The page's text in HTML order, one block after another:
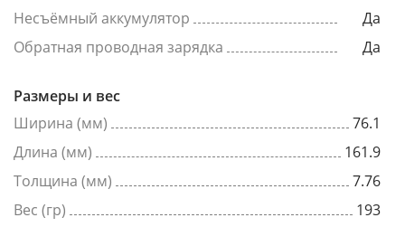
Несъёмный аккумулятор
Да
Обратная проводная зарядка
Да
Размеры и вес
Ширина (мм)
76.1
Длина (мм)
161.9
Толщина (мм)
7.76
Вес (гр)
193